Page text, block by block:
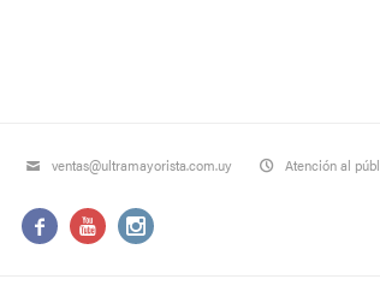
ventas@ultramayorista.com.uy Atención al
  